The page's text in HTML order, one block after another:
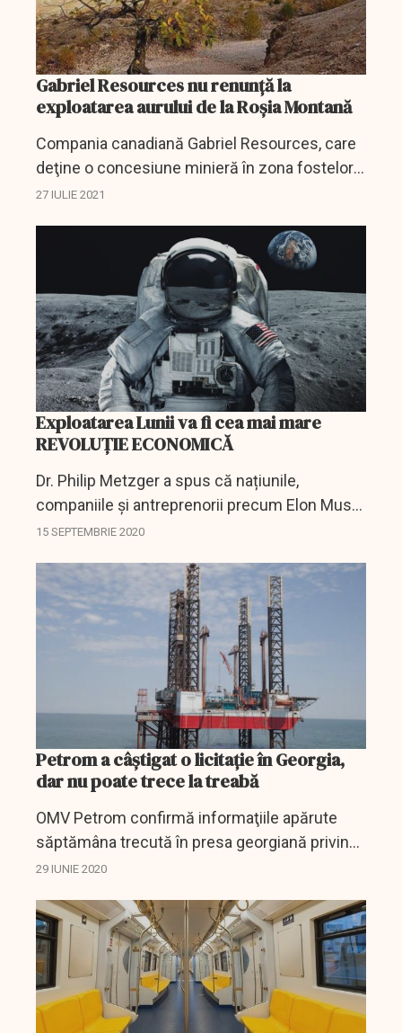
Gabriel Resources nu renunță la
exploatarea aurului de la Roșia Montană
Compania canadiană Gabriel Resources, care
deţine o concesiune minieră în zona fostelor
mine romane de aur de la Roşia Montană, sit
27 IULIE 2021
Exploatarea Lunii va fi cea mai mare
REVOLUȚIE ECONOMICĂ
Dr. Philip Metzger a spus că națiunile,
companiile și antreprenorii precum Elon Musk
de la SpaceX și șeful Amazonului Jeff Bezos
baze lunară...
15 SEPTEMBRIE 2020
Petrom a câștigat o licitație în Georgia,
dar nu poate trece la treabă
OMV Petrom confirmă informaţiile apărute
săptămâna trecută în presa georgiană privind
câştigarea unei licitaţii pentru explorarea unui
29 IUNIE 2020